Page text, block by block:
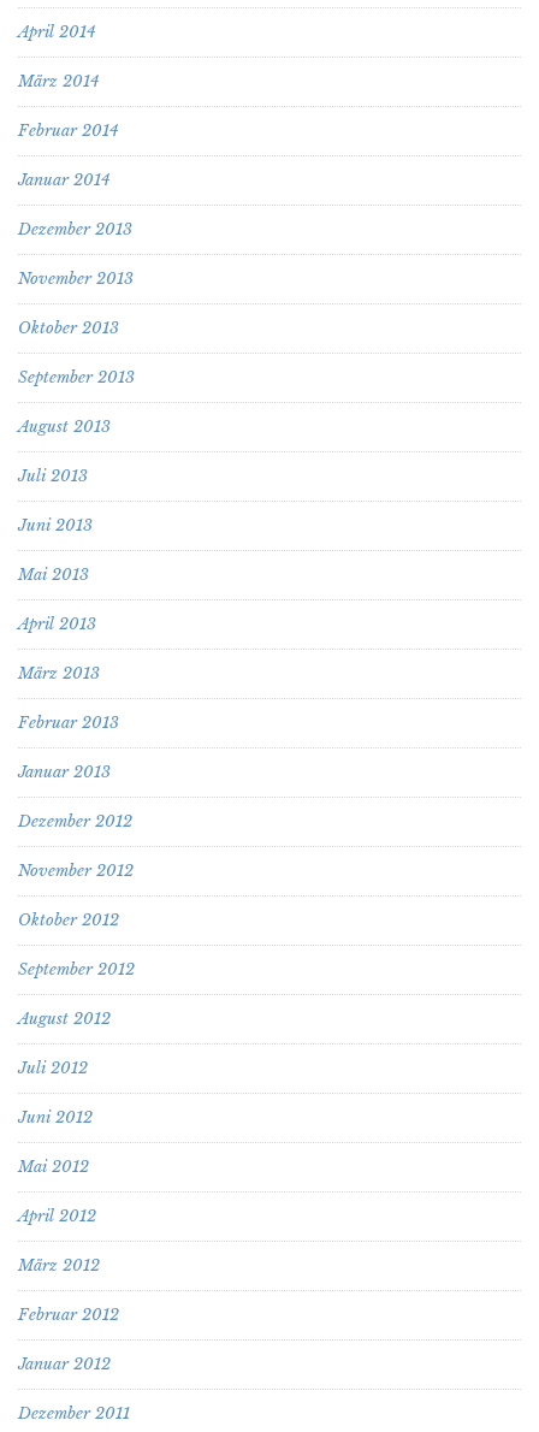
April 2014
März 2014
Februar 2014
Januar 2014
Dezember 2013
November 2013
Oktober 2013
September 2013
August 2013
Juli 2013
Juni 2013
Mai 2013
April 2013
März 2013
Februar 2013
Januar 2013
Dezember 2012
November 2012
Oktober 2012
September 2012
August 2012
Juli 2012
Juni 2012
Mai 2012
April 2012
März 2012
Februar 2012
Januar 2012
Dezember 2011